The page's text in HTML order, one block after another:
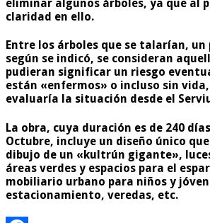
eliminar algunos árboles, ya que al
claridad en ello.
Entre los árboles que se talarían,
según se indicó, se consideran
pudieran significar un riesgo
están «enfermos» o incluso sin
evaluaría la situación desde el
La obra, cuya duración es de 240
Octubre, incluye un diseño único
dibujo de un «kultrún gigante»,
áreas verdes y espacios para el
mobiliario urbano para niños y
estacionamiento, veredas, etc.